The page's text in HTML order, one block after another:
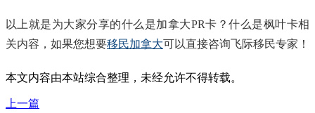
以上就是为大家分享的什么是加拿大PR卡？什么是枫叶卡相
关内容，如果您想要移民加拿大可以直接咨询飞际移民专家！
本文内容由本站综合整理，未经允许不得转载。
上一篇